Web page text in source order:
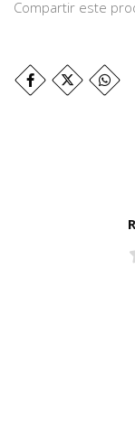
Compartir este